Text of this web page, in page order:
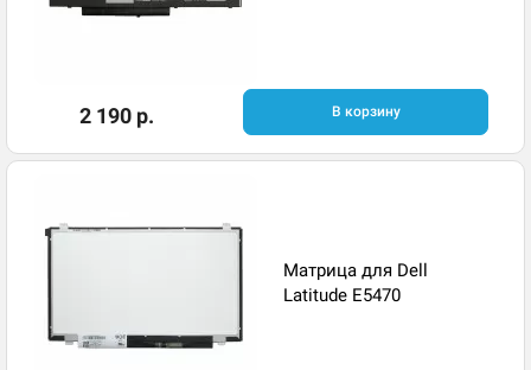
2 190 р. В корзину
Матрица для Dell
Latitude E5470